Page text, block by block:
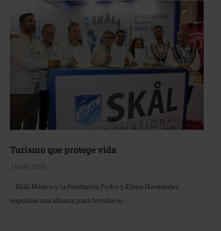
Turismo que protege vida
1 junio, 2026
Skål México y la Fundación Pedro y Elena Hernández
impulsan una alianza para fortalecer …